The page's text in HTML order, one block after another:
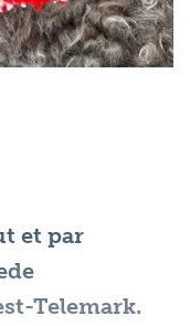
et par
Telemark.